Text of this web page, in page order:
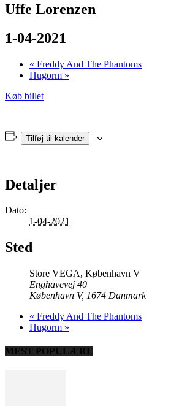
Uffe Lorenzen
1-04-2021
« Freddy And The Phantoms
Hugorm »
Køb billet
Tilføj til kalender
Detaljer
Dato:
1-04-2021
Sted
Store VEGA, København V
Enghavevej 40
København V, 1674 Danmark
« Freddy And The Phantoms
Hugorm »
MEST POPULÆRE